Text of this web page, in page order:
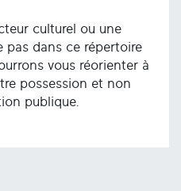
culturel ou une
dans ce répertoire
vous réorienter à
possession et non
publique.